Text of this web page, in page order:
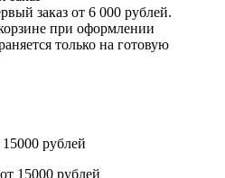
заказ от 6 000 рублей.
при оформлении
только на готовую
15000 рублей